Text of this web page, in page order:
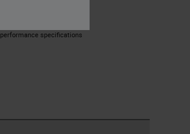
specifications